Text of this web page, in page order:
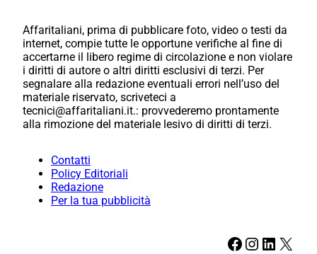
Affaritaliani, prima di pubblicare foto, video o testi da
internet, compie tutte le opportune verifiche al fine di
accertarne il libero regime di circolazione e non violare
i diritti di autore o altri diritti esclusivi di terzi. Per
segnalare alla redazione eventuali errori nell’uso del
materiale riservato, scriveteci a
tecnici@affaritaliani.it.: provvederemo prontamente
alla rimozione del materiale lesivo di diritti di terzi.
Contatti
Policy Editoriali
Redazione
Per la tua pubblicità
Facebook Instagram LinkedIn X